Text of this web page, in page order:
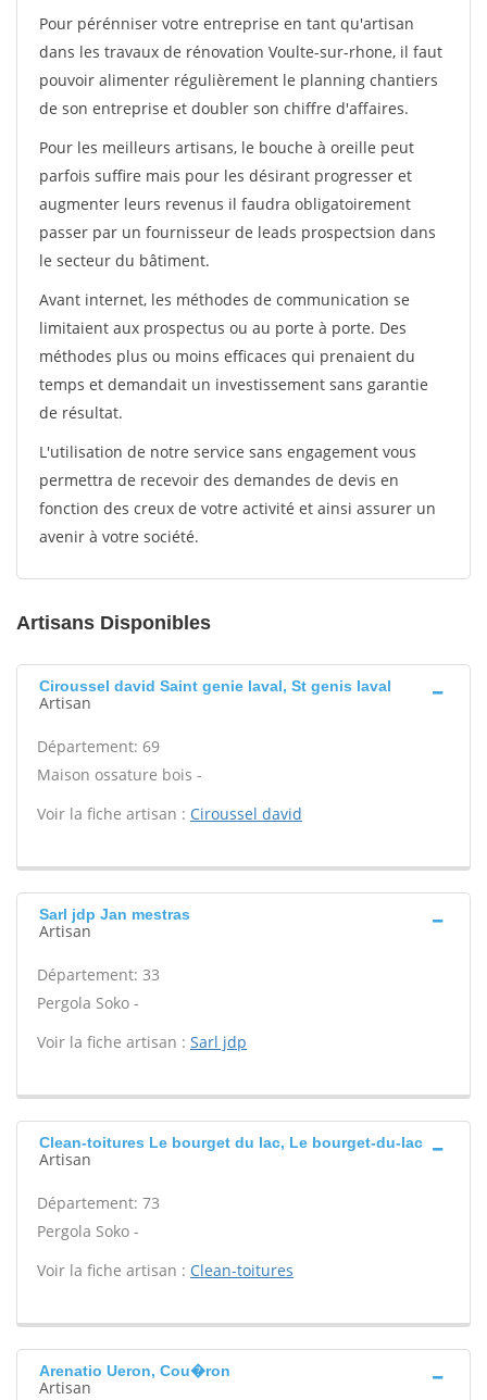
Pour pérénniser votre entreprise en tant qu'artisan
dans les travaux de rénovation Voulte-sur-rhone, il faut
pouvoir alimenter régulièrement le planning chantiers
de son entreprise et doubler son chiffre d'affaires.
Pour les meilleurs artisans, le bouche à oreille peut
parfois suffire mais pour les désirant progresser et
augmenter leurs revenus il faudra obligatoirement
passer par un fournisseur de leads prospectsion dans
le secteur du bâtiment.
Avant internet, les méthodes de communication se
limitaient aux prospectus ou au porte à porte. Des
méthodes plus ou moins efficaces qui prenaient du
temps et demandait un investissement sans garantie
de résultat.
L'utilisation de notre service sans engagement vous
permettra de recevoir des demandes de devis en
fonction des creux de votre activité et ainsi assurer un
avenir à votre société.
Artisans Disponibles
Ciroussel david Saint genie laval, St genis laval
Artisan
Département: 69
Maison ossature bois -
Voir la fiche artisan : Ciroussel david
Sarl jdp Jan mestras
Artisan
Département: 33
Pergola Soko -
Voir la fiche artisan : Sarl jdp
Clean-toitures Le bourget du lac, Le bourget-du-lac
Artisan
Département: 73
Pergola Soko -
Voir la fiche artisan : Clean-toitures
Arenatio Ueron, Cou�ron
Artisan